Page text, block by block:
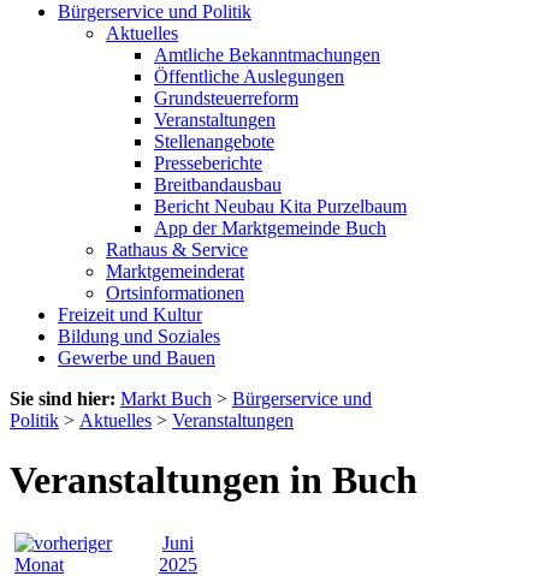
Bürgerservice und Politik
Aktuelles
Amtliche Bekanntmachungen
Öffentliche Auslegungen
Grundsteuerreform
Veranstaltungen
Stellenangebote
Presseberichte
Breitbandausbau
Bericht Neubau Kita Purzelbaum
App der Marktgemeinde Buch
Rathaus & Service
Marktgemeinderat
Ortsinformationen
Freizeit und Kultur
Bildung und Soziales
Gewerbe und Bauen
Sie sind hier: Markt Buch > Bürgerservice und
Politik > Aktuelles > Veranstaltungen
Veranstaltungen in Buch
Juni
2025